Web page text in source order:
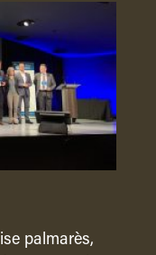
palmarès,